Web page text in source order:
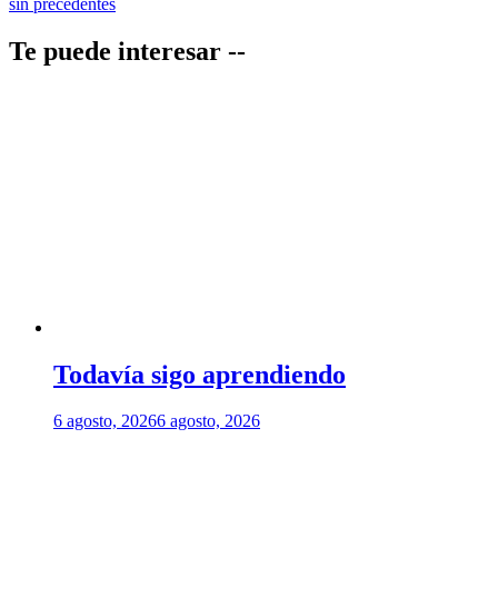
Te puede interesar --
Todavía sigo aprendiendo
6 agosto, 20266 agosto, 2026